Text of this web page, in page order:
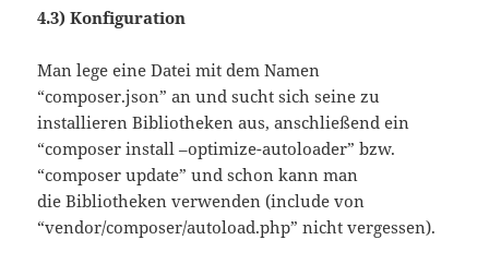
4.3) Konfiguration
Man lege eine Datei mit dem Namen
“composer.json” an und sucht sich seine zu
installieren Bibliotheken aus, anschließend ein
“composer install –optimize-autoloader” bzw.
“composer update” und schon kann man
die Bibliotheken verwenden (include von
“vendor/composer/autoload.php” nicht vergessen).